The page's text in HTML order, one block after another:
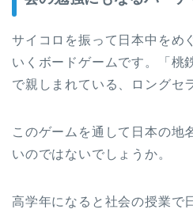
サイコロを振って日本中をめ
いくボードゲームです。「桃
で親しまれている、ロングセ
このゲームを通して日本の地
いのではないでしょうか。
高学年になると社会の授業で